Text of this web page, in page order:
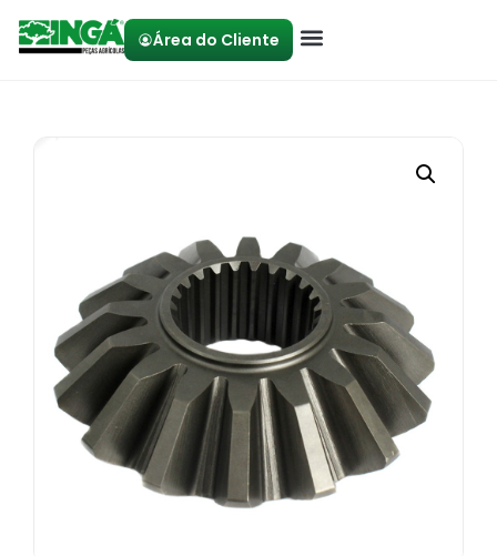
Área do Cliente